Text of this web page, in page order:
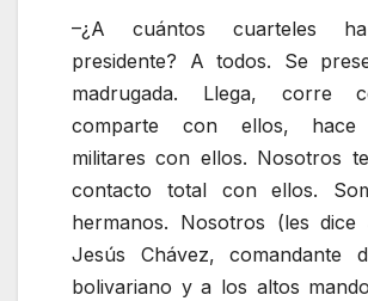
–¿A cuántos cuarteles
presidente? A todos. Se
madrugada. Llega, corre
comparte con ellos, hace
militares con ellos. Nosotros
contacto total con ellos.
hermanos. Nosotros (les dice
Jesús Chávez, comandante
bolivariano y a los altos